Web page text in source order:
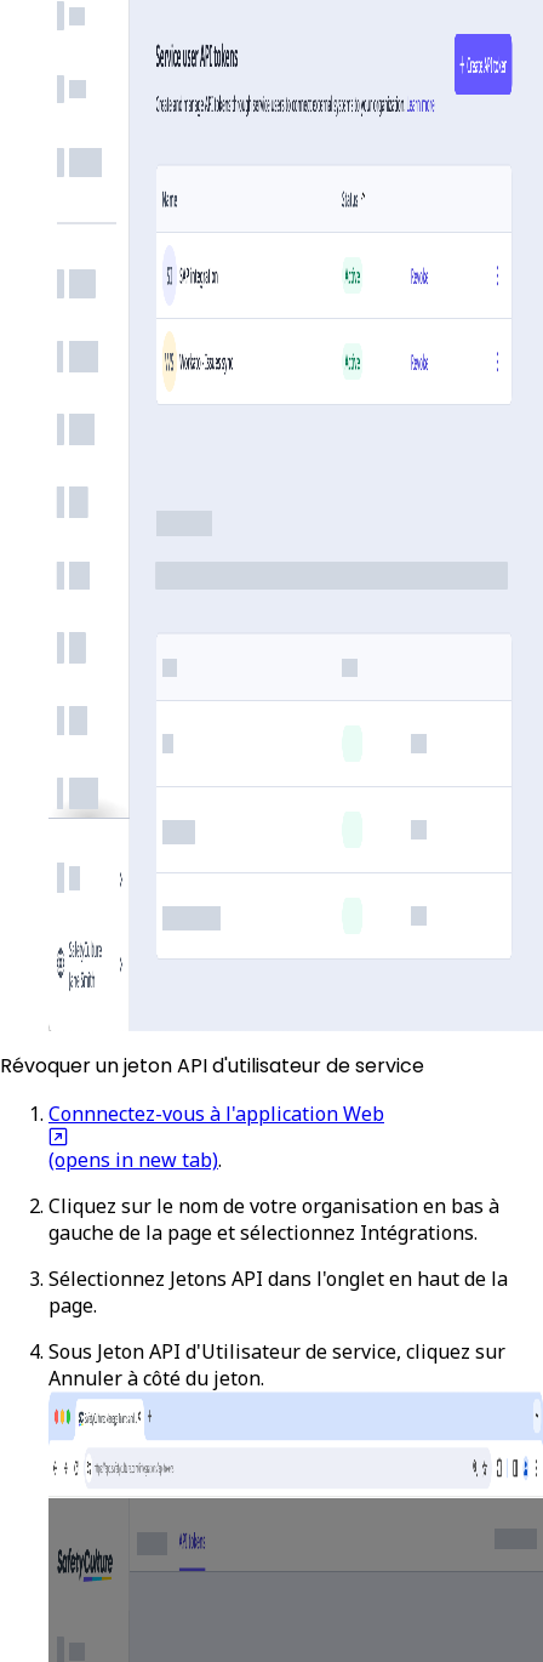
Révoquer un jeton API d'utilisateur de service
Connnectez-vous à l'application Web
(opens in new tab).
Cliquez sur le nom de votre organisation en bas à
gauche de la page et sélectionnez Intégrations.
Sélectionnez Jetons API dans l'onglet en haut de la
page.
Sous Jeton API d'Utilisateur de service, cliquez sur
Annulerà côté du jeton.